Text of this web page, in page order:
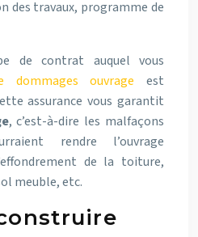
des travaux, programme de
de contrat auquel vous
dommages ouvrage est
assurance vous garantit
, c’est-à-dire les malfaçons
rendre l’ouvrage
de la toiture,
meuble, etc.